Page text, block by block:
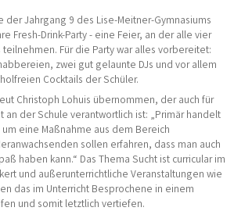
Jahrgang 9 des Lise-Meitner-Gymnasiums
Fresh-Drink-Party - eine Feier, an der alle vier
Für die Party war alles vorbereitet:
zwei gut gelaunte DJs und vor allem
Cocktails der Schüler.
Christoph Lohuis übernommen, der auch für
an der Schule verantwortlich ist: „Primär handelt
eine Maßnahme aus dem Bereich
sollen erfahren, dass man auch
haben kann.“ Das Thema Sucht ist curricular im
und außerunterrichtliche Veranstaltungen wie
das im Unterricht Besprochene in einem
und somit letztlich vertiefen.